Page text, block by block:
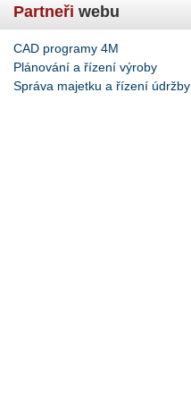
Partneři webu
CAD programy 4M
Plánování a řízení výroby
Správa majetku a řízení údržby